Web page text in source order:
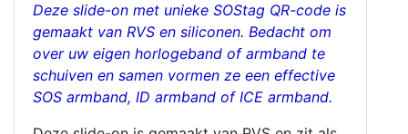
Deze slide-on met unieke SOStag QR-code is
gemaakt van RVS en siliconen. Bedacht om
over uw eigen horlogeband of armband te
schuiven en samen vormen ze een effective
SOS armband, ID armband of ICE armband.